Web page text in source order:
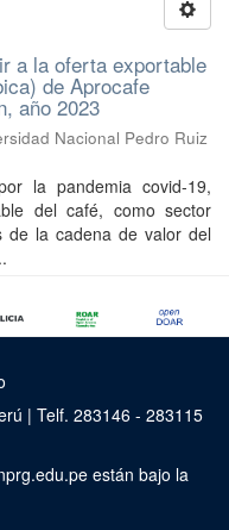
a la oferta exportable
de Aprocafe
año 2023
Nacional Pedro Ruiz
la pandemia covid-19,
del café, como sector
de la cadena de valor del
| Telf. 283146 - 283115
están bajo la